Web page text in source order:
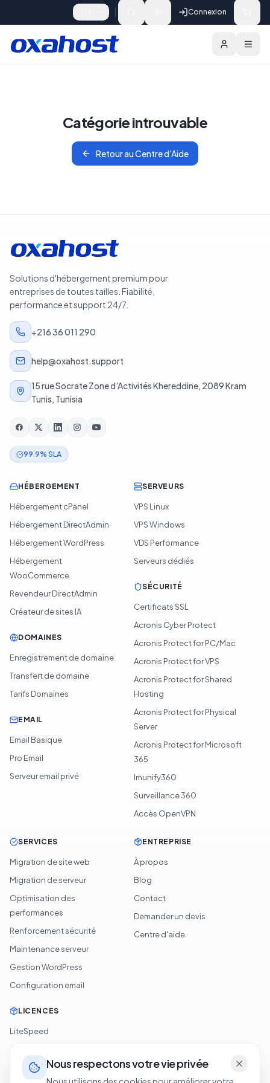
Connexion
Catégorie introuvable
Retour au Centre d'Aide
Solutions d'hébergement premium pour
entreprises de toutes tailles. Fiabilité,
performance et support 24/7.
+216 36 011 290
help@oxahost.support
15 rue Socrate Zone d’Activités Khereddine, 2089 Kram
Tunis, Tunisia
99.9% SLA
HÉBERGEMENT
Hébergement cPanel
Hébergement DirectAdmin
Hébergement WordPress
Hébergement
WooCommerce
Revendeur DirectAdmin
Créateur de sites IA
DOMAINES
Enregistrement de domaine
Transfert de domaine
Tarifs Domaines
EMAIL
Email Basique
Pro Email
Serveur email privé
SERVEURS
VPS Linux
VPS Windows
VDS Performance
Serveurs dédiés
SÉCURITÉ
Certificats SSL
Acronis Cyber Protect
Acronis Protect for PC/Mac
Acronis Protect for VPS
Acronis Protect for Shared
Hosting
Acronis Protect for Physical
Server
Acronis Protect for Microsoft
365
Imunify360
Surveillance 360
Accès OpenVPN
SERVICES
Migration de site web
Migration de serveur
Optimisation des
performances
Renforcement sécurité
Maintenance serveur
Gestion WordPress
Configuration email
LICENCES
LiteSpeed
Softaculous
ENTREPRISE
À propos
Blog
Contact
Demander un devis
Centre d'aide
Nous respectons votre vie privée